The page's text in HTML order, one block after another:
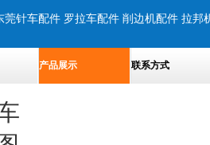
莞针车配件 罗拉车配件 削边机配件 拉邦
产品展示 联系方式